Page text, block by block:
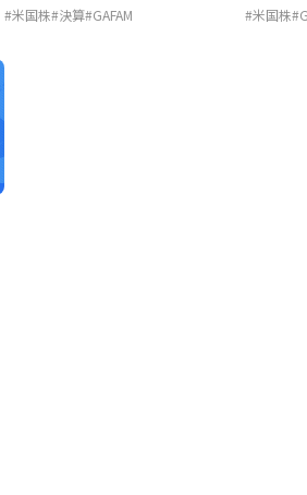
#米国株#決算#GAFAM
#米国株#